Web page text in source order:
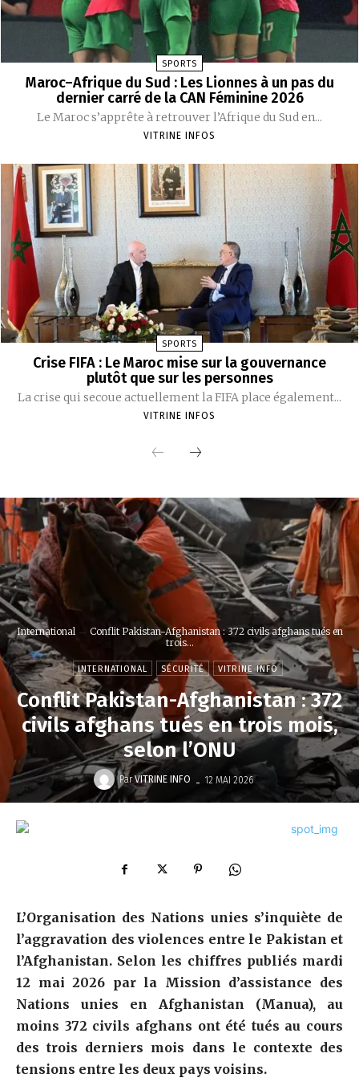
SPORTS
Maroc–Afrique du Sud : Les Lionnes à un pas du
dernier carré de la CAN Féminine 2026
Le Maroc s’apprête à retrouver l’Afrique du Sud en...
VITRINE INFOS
SPORTS
Crise FIFA : Le Maroc mise sur la gouvernance
plutôt que sur les personnes
La crise qui secoue actuellement la FIFA place également...
VITRINE INFOS